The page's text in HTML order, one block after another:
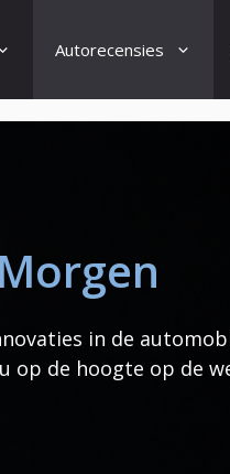
Autorecensies
in de
de hoogte op de